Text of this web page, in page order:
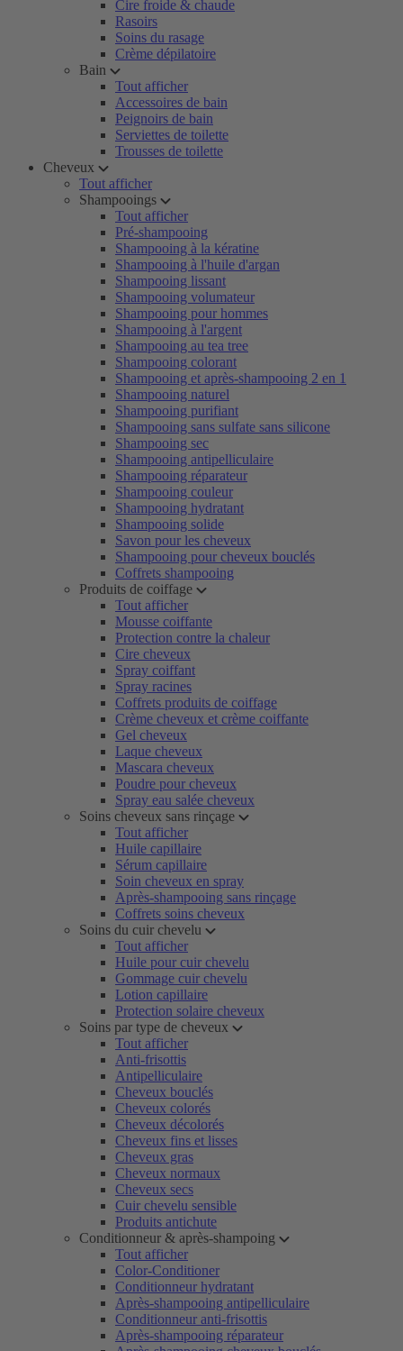
Cire froide & chaude
Rasoirs
Soins du rasage
Crème dépilatoire
Bain
Tout afficher
Accessoires de bain
Peignoirs de bain
Serviettes de toilette
Trousses de toilette
Cheveux
Tout afficher
Shampooings
Tout afficher
Pré-shampooing
Shampooing à la kératine
Shampooing à l'huile d'argan
Shampooing lissant
Shampooing volumateur
Shampooing pour hommes
Shampooing à l'argent
Shampooing au tea tree
Shampooing colorant
Shampooing et après-shampooing 2 en 1
Shampooing naturel
Shampooing purifiant
Shampooing sans sulfate sans silicone
Shampooing sec
Shampooing antipelliculaire
Shampooing réparateur
Shampooing couleur
Shampooing hydratant
Shampooing solide
Savon pour les cheveux
Shampooing pour cheveux bouclés
Coffrets shampooing
Produits de coiffage
Tout afficher
Mousse coiffante
Protection contre la chaleur
Cire cheveux
Spray coiffant
Spray racines
Coffrets produits de coiffage
Crème cheveux et crème coiffante
Gel cheveux
Laque cheveux
Mascara cheveux
Poudre pour cheveux
Spray eau salée cheveux
Soins cheveux sans rinçage
Tout afficher
Huile capillaire
Sérum capillaire
Soin cheveux en spray
Après-shampooing sans rinçage
Coffrets soins cheveux
Soins du cuir chevelu
Tout afficher
Huile pour cuir chevelu
Gommage cuir chevelu
Lotion capillaire
Protection solaire cheveux
Soins par type de cheveux
Tout afficher
Anti-frisottis
Antipelliculaire
Cheveux bouclés
Cheveux colorés
Cheveux décolorés
Cheveux fins et lisses
Cheveux gras
Cheveux normaux
Cheveux secs
Cuir chevelu sensible
Produits antichute
Conditionneur & après-shampoing
Tout afficher
Color-Conditioner
Conditionneur hydratant
Après-shampooing antipelliculaire
Conditionneur anti-frisottis
Après-shampooing réparateur